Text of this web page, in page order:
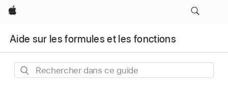
Apple
Aide sur les formules et les fonctions
Rechercher